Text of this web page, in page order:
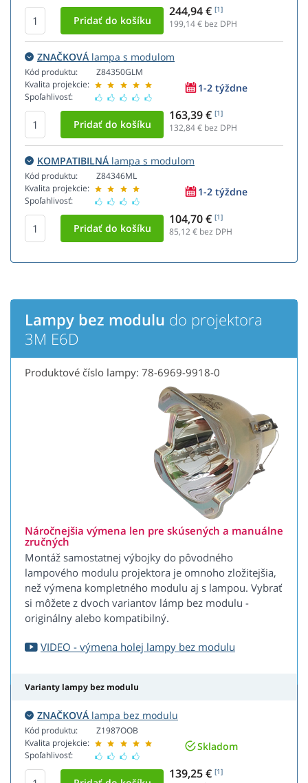
244,94 € [1]
199,14€ bez DPH
ZNAČKOVÁ lampa s modulom
Kód produktu:
Kvalita projekcie:
Spoľahlivosť:
Z84350GLM
1-2 týždne
163,39 € [1]
132,84€ bez DPH
KOMPATIBILNÁ lampa s modulom
Kód produktu:
Kvalita projekcie:
Spoľahlivosť:
Z84346ML
1-2 týždne
104,70 € [1]
85,12€ bez DPH
Lampy bez modulu do projektora
3M E6D
Produktové číslo lampy: 78-6969-9918-0
Náročnejšia výmena len pre skúsených a manuálne
zručných
Montáž samostatnej výbojky do pôvodného
lampového modulu projektora je omnoho zložitejšia,
než výmena kompletného modulu aj s lampou. Vybrať
si môžete z dvoch variantov lámp bez modulu -
originálny alebo kompatibilný.
VIDEO - výmena holej lampy bez modulu
Varianty lampy bez modulu
ZNAČKOVÁ lampa bez modulu
Kód produktu:
Kvalita projekcie:
Spoľahlivosť:
Z1987OOB
Skladom
139,25 € [1]